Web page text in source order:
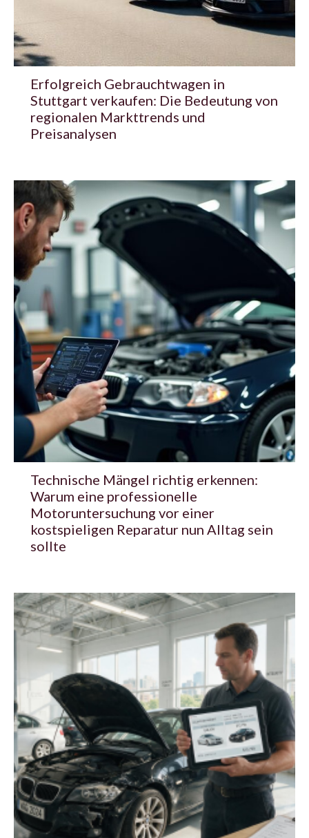
Erfolgreich Gebrauchtwagen in
Stuttgart verkaufen: Die Bedeutung von
regionalen Markttrends und
Preisanalysen
Technische Mängel richtig erkennen:
Warum eine professionelle
Motoruntersuchung vor einer
kostspieligen Reparatur nun Alltag sein
sollte